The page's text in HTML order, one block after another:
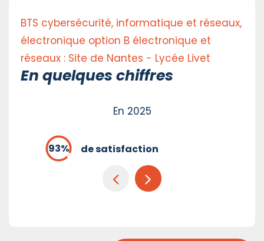
BTS cybersécurité, informatique et réseaux,
électronique option B électronique et
réseaux : Site de Nantes - Lycée Livet
En quelques chiffres
En 2025
de satisfaction